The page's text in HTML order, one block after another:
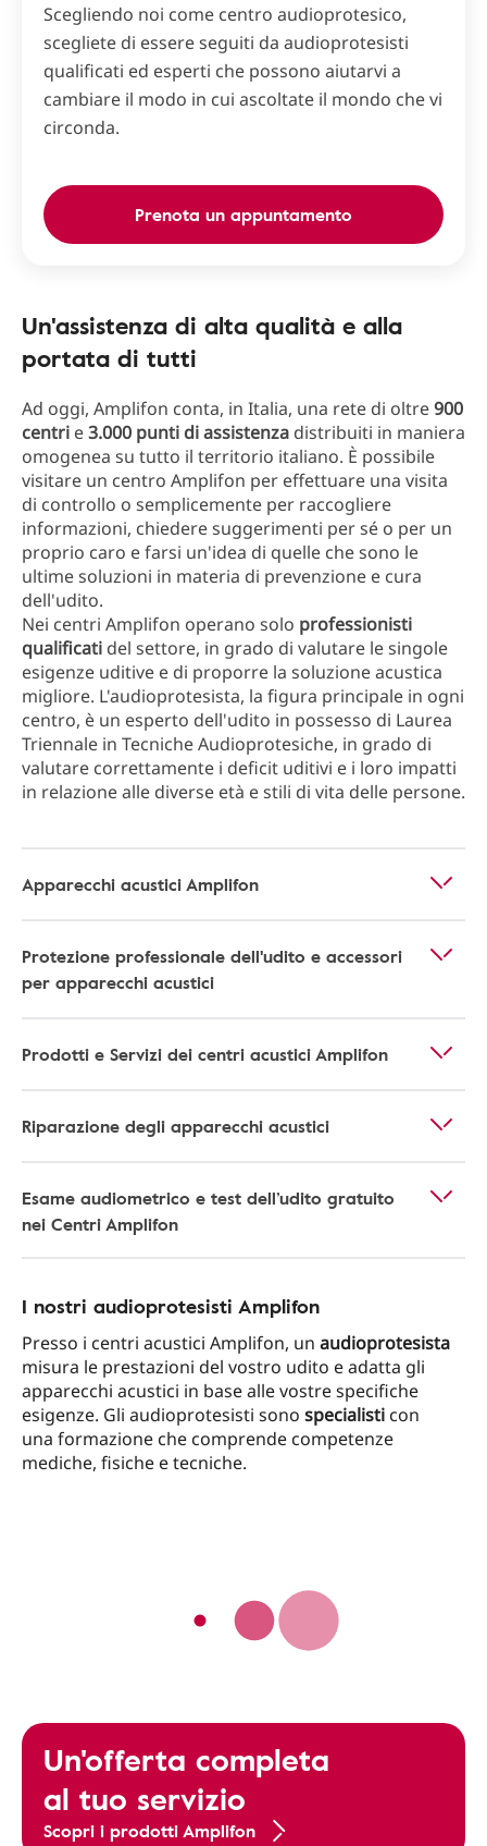
Scegliendo noi come centro audioprotesico,
scegliete di essere seguiti da audioprotesisti
qualificati ed esperti che possono aiutarvi a
cambiare il modo in cui ascoltate il mondo che vi
circonda.
Prenota un appuntamento
Un'assistenza di alta qualità e alla
portata di tutti
Ad oggi, Amplifon conta, in Italia, una rete di oltre900
centri e3.000 punti di assistenza distribuiti in maniera
omogenea su tutto il territorio italiano. È possibile
visitare un centro Amplifon per effettuare una visita
di controllo o semplicemente per raccogliere
informazioni, chiedere suggerimenti per sé o per un
proprio caro e farsi un'idea di quelle che sono le
ultime soluzioni in materia di prevenzione e cura
dell'udito.
Nei centri Amplifon operano solo professionisti
qualificati del settore, in grado di valutare le singole
esigenze uditive e di proporre la soluzione acustica
migliore. L'audioprotesista, la figura principale in ogni
centro, è un esperto dell'udito in possesso di Laurea
Triennale in Tecniche Audioprotesiche, in grado di
valutare correttamente i deficit uditivi e i loro impatti
in relazione alle diverse età e stili di vita delle persone.
Apparecchi acustici Amplifon
Protezione professionale dell'udito e accessori
per apparecchi acustici
Prodotti e Servizi dei centri acustici Amplifon
Riparazione degli apparecchi acustici
Esame audiometrico e test dell’udito gratuito
nei Centri Amplifon
I nostri audioprotesisti Amplifon
Presso i centri acustici Amplifon, un audioprotesista
misura le prestazioni del vostro udito e adatta gli
apparecchi acustici in base alle vostre specifiche
esigenze. Gli audioprotesisti sono specialisti con
una formazione che comprende competenze
mediche, fisiche e tecniche.
Un'offerta completa
al tuo servizio
Scopri i prodotti Amplifon